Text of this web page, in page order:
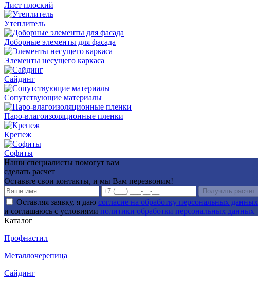
Лист плоский
Утеплитель
Доборные элементы для фасада
Элементы несущего каркаса
Сайдинг
Сопутствующие материалы
Паро-влагоизоляционные пленки
Крепеж
Софиты
Наши специалисты помогут вам
сделать расчет
Оставьте свои контакты, и мы Вам перезвоним!
Получить расчет
Оставляя заявку, я даю согласие на обработку персональных данных
и соглашаюсь с условиями политики обработки персональных данных
Каталог
Профнастил
Металлочерепица
Сайдинг